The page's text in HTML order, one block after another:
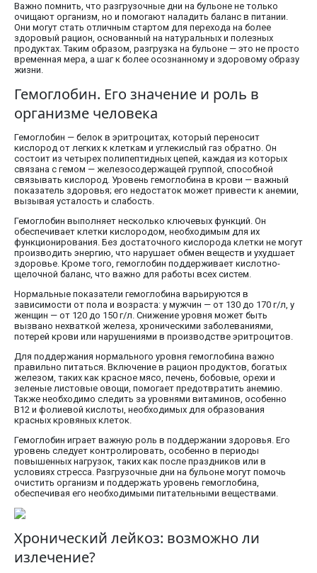
Важно помнить, что разгрузочные дни на бульоне не только
очищают организм, но и помогают наладить баланс в питании.
Они могут стать отличным стартом для перехода на более
здоровый рацион, основанный на натуральных и полезных
продуктах. Таким образом, разгрузка на бульоне — это не просто
временная мера, а шаг к более осознанному и здоровому образу
жизни.
Гемоглобин. Его значение и роль в
организме человека
Гемоглобин — белок в эритроцитах, который переносит
кислород от легких к клеткам и углекислый газ обратно. Он
состоит из четырех полипептидных цепей, каждая из которых
связана с гемом — железосодержащей группой, способной
связывать кислород. Уровень гемоглобина в крови — важный
показатель здоровья; его недостаток может привести к анемии,
вызывая усталость и слабость.
Гемоглобин выполняет несколько ключевых функций. Он
обеспечивает клетки кислородом, необходимым для их
функционирования. Без достаточного кислорода клетки не могут
производить энергию, что нарушает обмен веществ и ухудшает
здоровье. Кроме того, гемоглобин поддерживает кислотно-
щелочной баланс, что важно для работы всех систем.
Нормальные показатели гемоглобина варьируются в
зависимости от пола и возраста: у мужчин — от 130 до 170 г/л, у
женщин — от 120 до 150 г/л. Снижение уровня может быть
вызвано нехваткой железа, хроническими заболеваниями,
потерей крови или нарушениями в производстве эритроцитов.
Для поддержания нормального уровня гемоглобина важно
правильно питаться. Включение в рацион продуктов, богатых
железом, таких как красное мясо, печень, бобовые, орехи и
зеленые листовые овощи, помогает предотвратить анемию.
Также необходимо следить за уровнями витаминов, особенно
B12 и фолиевой кислоты, необходимых для образования
красных кровяных клеток.
Гемоглобин играет важную роль в поддержании здоровья. Его
уровень следует контролировать, особенно в периоды
повышенных нагрузок, таких как после праздников или в
условиях стресса. Разгрузочные дни на бульоне могут помочь
очистить организм и поддержать уровень гемоглобина,
обеспечивая его необходимыми питательными веществами.
Хронический лейкоз: возможно ли
излечение?